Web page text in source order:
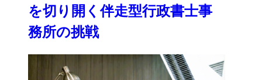
を切り開く伴走型行政書士事
務所の挑戦